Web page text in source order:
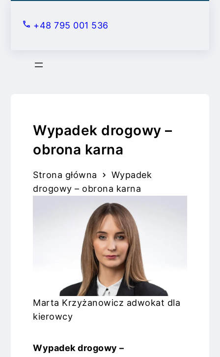
+48 795 001 536
Wypadek drogowy –
obrona karna
Strona główna
Wypadek
drogowy – obrona karna
Marta Krzyżanowicz adwokat dla
kierowcy
Wypadek drogowy –